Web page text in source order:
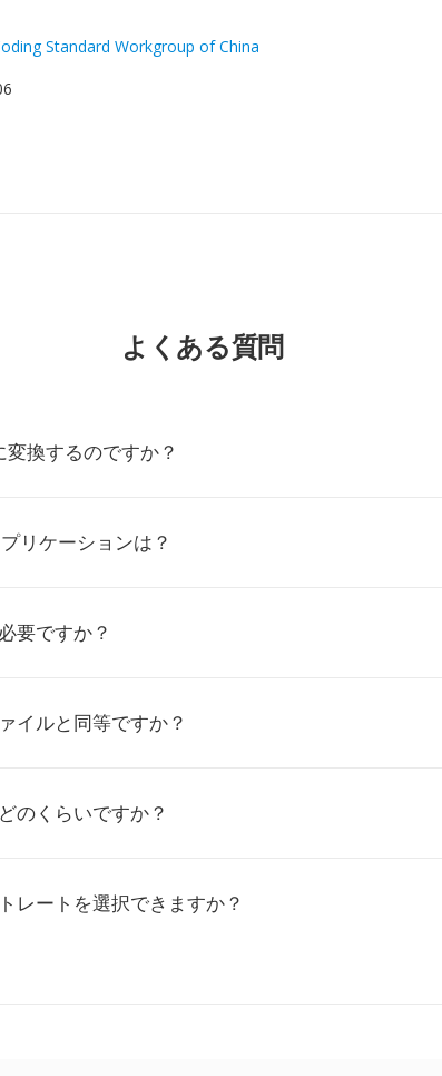
Standard Workgroup of China
よくある質問
変換するのですか？
リケーションは？
要ですか？
イルと同等ですか？
のくらいですか？
レートを選択できますか？